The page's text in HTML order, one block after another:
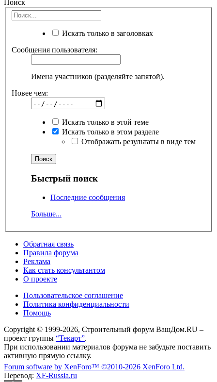
Поиск
Искать только в заголовках
Сообщения пользователя:
Имена участников (разделяйте запятой).
Новее чем:
Искать только в этой теме
Искать только в этом разделе
Отображать результаты в виде тем
Быстрый поиск
Последние сообщения
Больше...
Обратная связь
Правила форума
Реклама
Как стать консультантом
О проекте
Пользовательское соглашение
Политика конфиденциальности
Помощь
Copyright © 1999-2026, Строительный форум ВашДом.RU –
проект группы “Текарт”.
При использовании материалов форума не забудьте поставить
активную прямую ссылку.
Forum software by XenForo™ ©2010-2026 XenForo Ltd.
Перевод: XF-Russia.ru